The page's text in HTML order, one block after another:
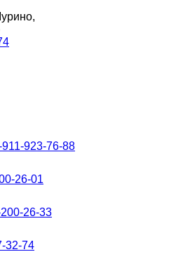
911-923-76-88
26-01
26-33
32-74